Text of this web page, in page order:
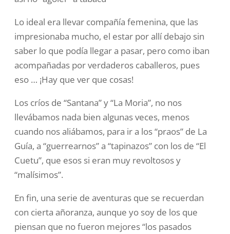
Lo ideal era llevar compañía femenina, que las
impresionaba mucho, el estar por allí debajo sin
saber lo que podía llegar a pasar, pero como iban
acompañadas por verdaderos caballeros, pues
eso … ¡Hay que ver que cosas!
Los críos de “Santana” y “La Moria”, no nos
llevábamos nada bien algunas veces, menos
cuando nos aliábamos, para ir a los “praos” de La
Guía, a “guerrearnos” a “tapinazos” con los de “El
Cuetu”, que esos si eran muy revoltosos y
“malísimos”.
En fin, una serie de aventuras que se recuerdan
con cierta añoranza, aunque yo soy de los que
piensan que no fueron mejores “los pasados